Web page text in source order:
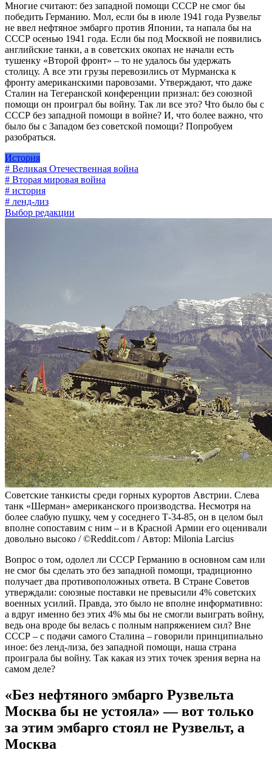
Многие считают: без западной помощи СССР не смог бы
победить Германию. Мол, если бы в июле 1941 года Рузвельт
не ввел нефтяное эмбарго против Японии, та напала бы на
СССР осенью 1941 года. Если бы под Москвой не появились
английские танки, а в советских окопах не начали есть
тушенку «Второй фронт» – то не удалось бы удержать
столицу. А все эти грузы перевозились от Мурманска к
фронту американскими паровозами. Утверждают, что даже
Сталин на Тегеранской конференции признал: без союзной
помощи он проиграл бы войну. Так ли все это? Что было бы с
СССР без западной помощи в войне? И, что более важно, что
было бы с Западом без советской помощи? Попробуем
разобраться.
История
# Великая Отечественная война
# Вторая мировая война
# история
# ленд-лиз
Выбор редакции
Советские танкисты среди горных курортов Австрии. Слева
танк «Шерман» американского производства. Несмотря на
более слабую пушку, чем у соседнего Т-34-85, он в целом был
вполне сопоставим с ним – и в Красной Армии его оценивали
довольно высоко / ©Reddit.com / Автор: Milonia Larcius
Вопрос о том, одолел ли СССР Германию в основном сам или
не смог бы сделать это без западной помощи, традиционно
получает два противоположных ответа. В Стране Советов
утверждали: союзные поставки не превысили 4% советских
военных усилий. Правда, это было не вполне информативно:
а вдруг именно без этих 4% мы бы не смогли выиграть войну,
ведь она вроде бы велась с полным напряжением сил? Вне
СССР – с подачи самого Сталина – говорили принципиально
иное: без ленд-лиза, без западной помощи, наша страна
проиграла бы войну. Так какая из этих точек зрения верна на
самом деле?
«Без нефтяного эмбарго Рузвельта
Москва бы не устояла» — вот только
за этим эмбарго стоял не Рузвельт, а
Москва